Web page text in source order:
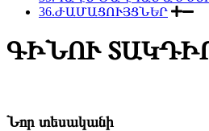
36.ԺԱՄԱՑՈՒՅՑՆԵՐ
ԳԻՆՈՒ
Նոր տեսականի